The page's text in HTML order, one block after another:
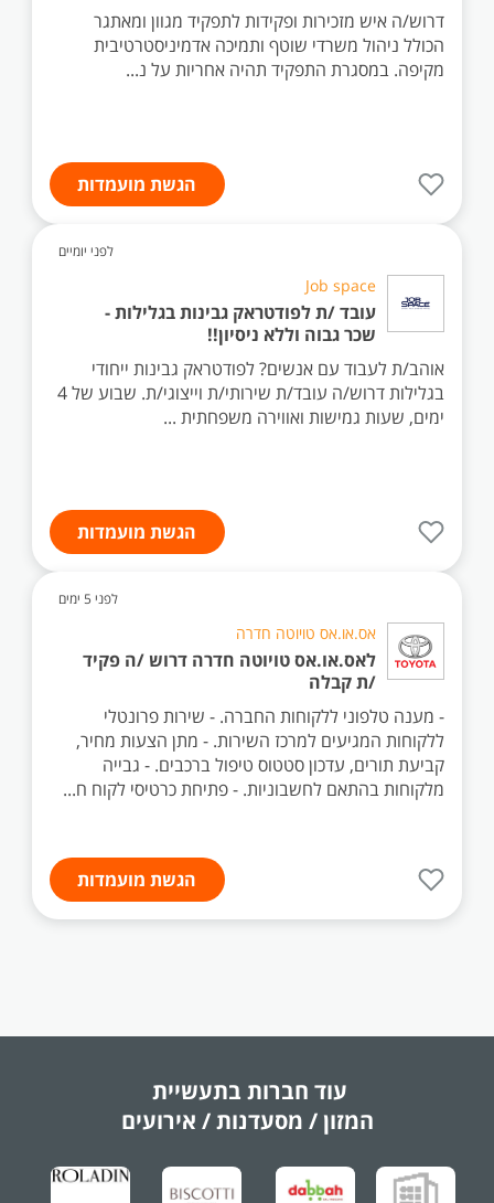
דרוש/ה איש מזכירות ופקידות לתפקיד מגוון ומאתגר
הכולל ניהול משרדי שוטף ותמיכה אדמיניסטרטיבית
מקיפה. במסגרת התפקיד תהיה אחריות על נ...
הגשת מועמדות
לפני יומיים
Job space
עובד /ת לפודטראק גבינות בגלילות -
שכר גבוה וללא ניסיון!!
אוהב/ת לעבוד עם אנשים? לפודטראק גבינות ייחודי
בגלילות דרוש/ה עובד/ת שירותי/ת וייצוגי/ת. שבוע של 4
ימים, שעות גמישות ואווירה משפחתית ...
הגשת מועמדות
לפני 5 ימים
אס.או.אס טויוטה חדרה
לאס.או.אס טויוטה חדרה דרוש /ה פקיד
/ת קבלה
- מענה טלפוני ללקוחות החברה. - שירות פרונטלי
ללקוחות המגיעים למרכז השירות. - מתן הצעות מחיר,
קביעת תורים, עדכון סטטוס טיפול ברכבים. - גבייה
מלקוחות בהתאם לחשבוניות. - פתיחת כרטיסי לקוח ח...
הגשת מועמדות
עוד חברות בתעשיית
המזון / מסעדנות / אירועים